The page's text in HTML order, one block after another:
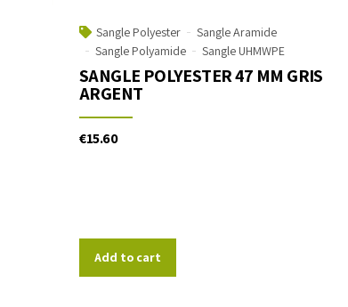
Sangle Polyester
Sangle Aramide
Sangle Polyamide
Sangle UHMWPE
SANGLE POLYESTER 47 MM GRIS
ARGENT
€15.60
Add to cart